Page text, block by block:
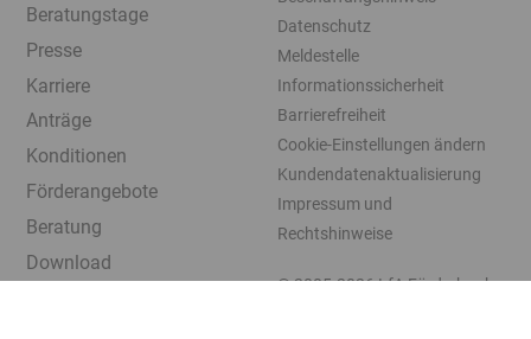
Beratungstage
Presse
Karriere
Anträge
Konditionen
Förderangebote
Beratung
Download
Datenschutz
Meldestelle
Informationssicherheit
Barrierefreiheit
Cookie-Einstellungen ändern
Kundendatenaktualisierung
Impressum und
Rechtshinweise
© 2005-2026LfA Förderbank